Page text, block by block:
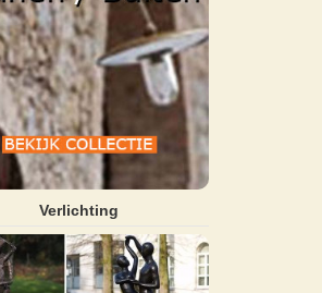
Verlichting